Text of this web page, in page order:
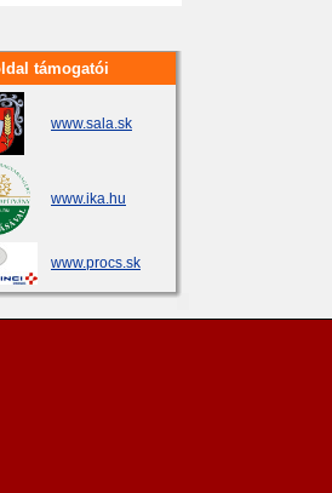
támogatói
www.sala.sk
www.ika.hu
www.procs.sk